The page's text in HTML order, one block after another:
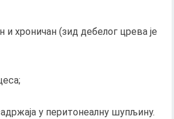
и хроничан (зид дебелог црева је
у перитонеалну шупљину.